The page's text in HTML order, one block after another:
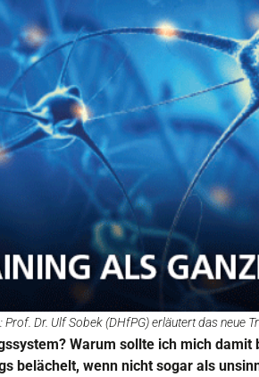
Dr. Ulf Sobek (DHfPG) erläutert das neue
Warum sollte ich mich
belächelt, wenn nicht sogar als